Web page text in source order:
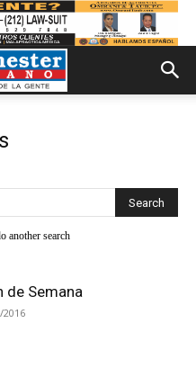
another search
de Semana
2016